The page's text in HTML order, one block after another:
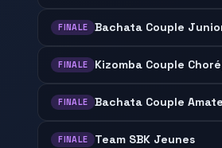
FINALE Bachata Couple
FINALE
FINALE Bachata Couple
FINALE Team SBK Jeunes